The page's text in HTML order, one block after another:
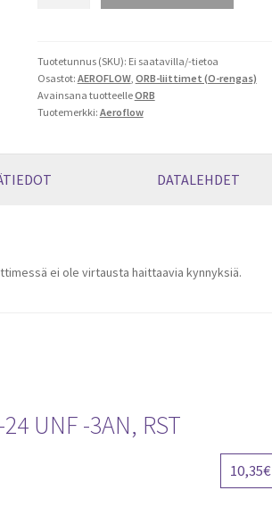
määrä
Tuotetunnus (SKU): Ei saatavilla/-tietoa
Osastot: AEROFLOW, ORB-liittimet (O-rengas)
Avainsana tuotteelleORB
Tuotemerkki: Aeroflow
DATALEHDET
ei ole virtausta haittaavia kynnyksiä.
UNF -3AN, RST
10,35€